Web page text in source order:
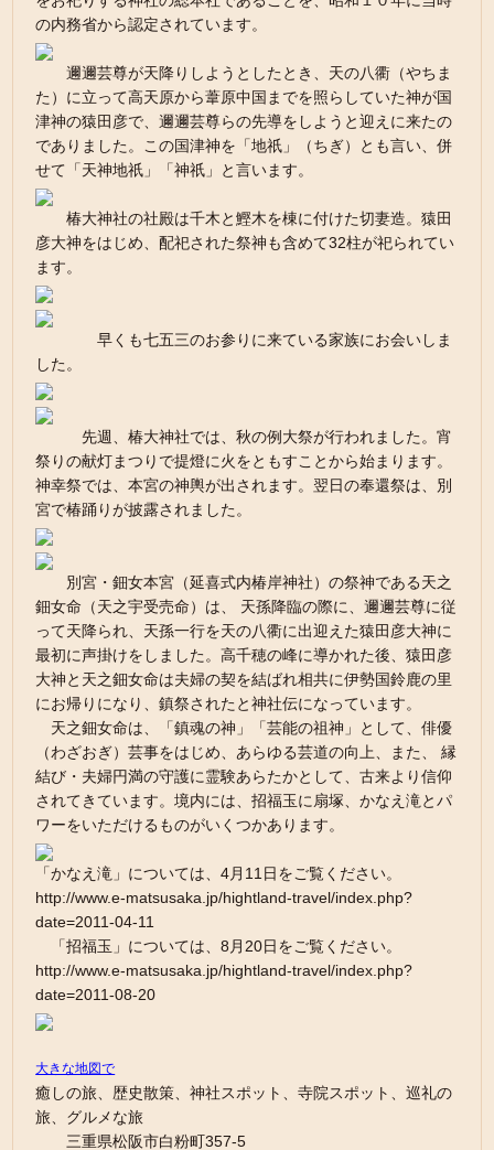
の内務省から認定されています。
邇邇芸尊が天降りしようとしたとき、天の八衢（やちま
た）に立って高天原から葦原中国までを照らしていた神が国
津神の猿田彦で、邇邇芸尊らの先導をしようと迎えに来たの
でありました。この国津神を「地祇」（ちぎ）とも言い、併
せて「天神地祇」「神祇」と言います。
椿大神社の社殿は千木と鰹木を棟に付けた切妻造。猿田
彦大神をはじめ、配祀された祭神も含めて32柱が祀られてい
ます。
早くも七五三のお参りに来ている家族にお会いしま
した。
先週、椿大神社では、秋の例大祭が行われました。宵
祭りの献灯まつりで提燈に火をともすことから始まります。
神幸祭では、本宮の神輿が出されます。翌日の奉還祭は、別
宮で椿踊りが披露されました。
別宮・鈿女本宮（延喜式内椿岸神社）の祭神である天之
鈿女命（天之宇受売命）は、 天孫降臨の際に、邇邇芸尊に従
って天降られ、天孫一行を天の八衢に出迎えた猿田彦大神に
最初に声掛けをしました。高千穂の峰に導かれた後、猿田彦
大神と天之鈿女命は夫婦の契を結ばれ相共に伊勢国鈴鹿の里
にお帰りになり、鎮祭されたと神社伝になっています。
天之鈿女命は、「鎮魂の神」「芸能の祖神」として、俳優
（わざおぎ）芸事をはじめ、あらゆる芸道の向上、また、 縁
結び・夫婦円満の守護に霊験あらたかとして、古来より信仰
されてきています。境内には、招福玉に扇塚、かなえ滝とパ
ワーをいただけるものがいくつかあります。
「かなえ滝」については、4月11日をご覧ください。
http://www.e-matsusaka.jp/hightland-travel/index.php?
date=2011-04-11
「招福玉」については、8月20日をご覧ください。
http://www.e-matsusaka.jp/hightland-travel/index.php?
date=2011-08-20
大きな地図で
癒しの旅、歴史散策、神社スポット、寺院スポット、巡礼の
旅、グルメな旅
三重県松阪市白粉町357-5